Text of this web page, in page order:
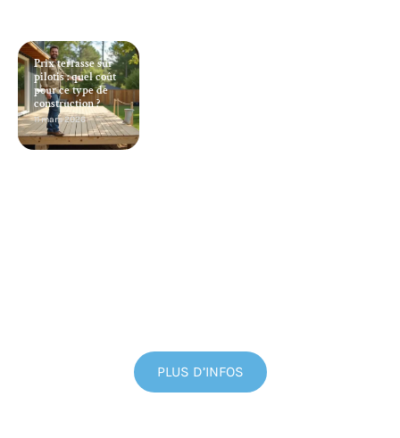
Prix terrasse sur
pilotis : quel coût
pour ce type de
construction ?
11 mars 2026
PLUS D’INFOS